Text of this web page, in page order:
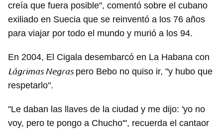
creía que fuera posible", comentó sobre el cubano
exiliado en Suecia que se reinventó a los 76 años
para viajar por todo el mundo y murió a los 94.
En 2004, El Cigala desembarcó en La Habana con
Lágrimas Negraspero Bebo no quiso ir, "y hubo que
respetarlo".
"Le daban las llaves de la ciudad y me dijo: 'yo no
voy, pero te pongo a Chucho'", recuerda el cantaor